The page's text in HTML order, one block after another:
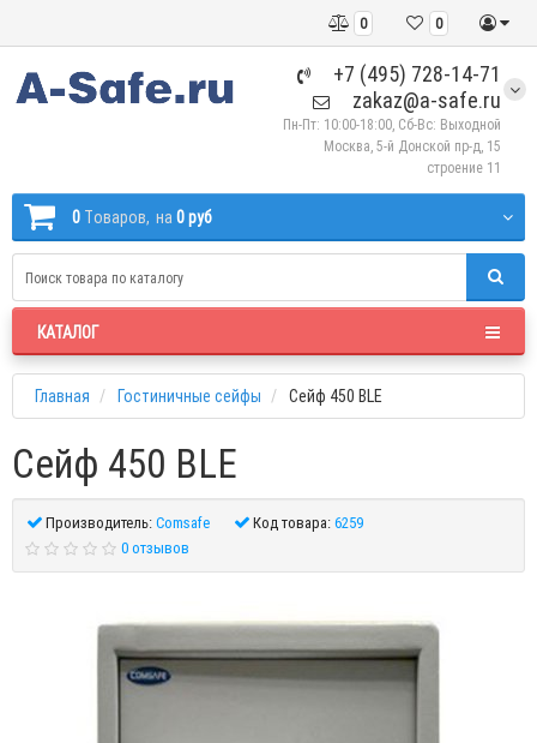
0
0
+7 (495) 728-14-71
zakaz@a-safe.ru
Пн-Пт: 10:00-18:00, Сб-Вс: Выходной
Москва, 5-й Донской пр-д, 15
строение 11
0 Tоваров, на 0 руб
КАТАЛОГ
Главная Гостиничные сейфы Сейф 450 BLE
Сейф 450 BLE
Производитель:Comsafe Код товара:6259
0 отзывов